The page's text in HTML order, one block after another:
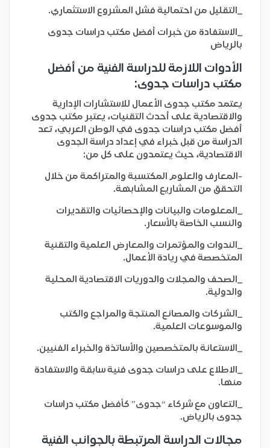
_التقليل من احتمالية فشل المشروع الاستثماري.
_الاستفادة من خبرات أفضل مكتب دراسات جدوى
بالرياض
الأدوات اللازمة للدراسة الفنية من أفضل
مكتب دراسات جدوى:
يعتمد مكتب جدوى الأعمال للاستشارات الإدارية
والاقتصادية على أحدث التقنيات، يعتبر مكتب جدوى
أفضل مكتب دراسات جدوى في الوطن العربي، تعد
الدراسة من قبل خبراء في إعداد دراسة الجدوى
الاقتصادية، حيث يعتمدون على كل من:
-المعارف والعلوم المكتسبة والمتراكمة من خلال
التحقق من المشاريع المشابهة.
_المعلومات والبيانات والإحصائيات والتقديرات
والنسب الخاصة بالأسعار.
_الندوات والمؤتمرات والمعارض العلمية والتقنية
المتخصصة في ريادة الأعمال.
_الصحف والمجلات والدوريات الاقتصادية المحلية
والدولية.
_الشركات والمصانع المنتجة والمراجع والكتب
والموسوعات العلمية.
_الاستعانة بالمتخصصين والأساتذة والخبراء الفنيين.
_الاطلاع على دراسات جدوى فنية سابقة والاستفادة
منها.
_التعاون مع شركاء “جدوى” كأفضل مكتب دراسات
جدوى بالرياض.
مجالات الدراسة المرتبطة بالجوانب الفنية